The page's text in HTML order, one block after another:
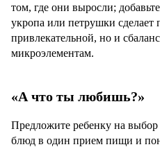
том, где они выросли;
укропа или петрушки сделает
привлекательной, но и
микроэлементам.
«А что ты любишь?»
Предложите ребенку на выбор
блюд в один прием пищи и